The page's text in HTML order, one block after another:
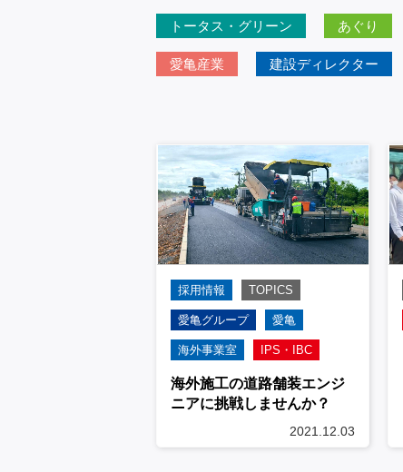
トータス・グリーン あぐり
愛亀産業 建設ディレクター
採用情報 TOPICS
愛亀グループ 愛亀
海外事業室 IPS・IBC
海外施工の道路舗装エンジ
ニアに挑戦しませんか？
2021.12.03